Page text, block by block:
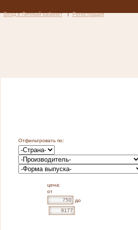
Вход в Личный кабинет | Регистрация
Отфильтровать по:
цена:
от
до